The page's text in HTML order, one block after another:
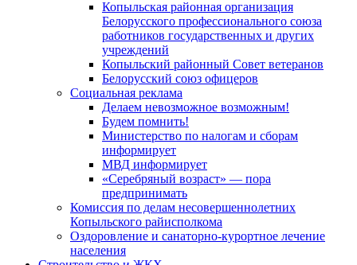
Копыльская районная организация
Белорусского профессионального союза
работников государственных и других
учреждений
Копыльский районный Совет ветеранов
Белорусский союз офицеров
Социальная реклама
Делаем невозможное возможным!
Будем помнить!
Министерство по налогам и сборам
информирует
МВД информирует
«Серебряный возраст» — пора
предпринимать
Комиссия по делам несовершеннолетних
Копыльского райисполкома
Оздоровление и санаторно-курортное лечение
населения